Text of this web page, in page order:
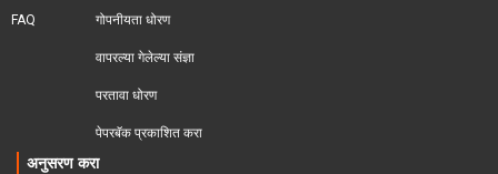
FAQ गोपनीयता धोरण
वापरल्या गेलेल्या संज्ञा
परतावा धोरण
पेपरबॅक प्रकाशित करा
अनुसरण करा